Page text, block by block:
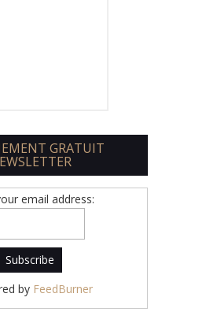
GRATUIT
email address:
by FeedBurner